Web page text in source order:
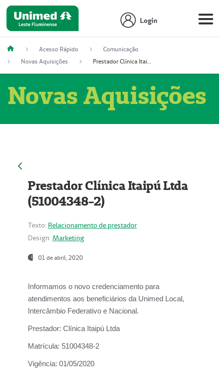
Login
Acesso Rápido
Comunicação
Novas Aquisições
Prestador Clínica Itaipú Ltda (51004348-2)
Novas Aquisições
Prestador Clínica Itaipú Ltda
(51004348-2)
Texto: Relacionamento de prestador
Design: Marketing
01 de abril, 2020
Informamos o novo credenciamento para
atendimentos aos beneficiários da Unimed Local,
Intercâmbio Federativo e Nacional.
Prestador: Clínica Itaipú Ltda
Matrícula: 51004348-2
Vigência: 01/05/2020